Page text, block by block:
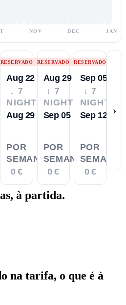
NOV DEC JAN
RESERVADO
Aug 22
↓ 7
NIGHTS
Aug 29
POR
SEMANA
0 €
RESERVADO
Aug 29
↓ 7
NIGHTS
Sep 05
POR
SEMANA
0 €
RESERVADO
Sep 05
↓ 7
NIGHTS
Sep 12
POR
SEMANA
0 €
›
à partida.
na tarifa, o que é à